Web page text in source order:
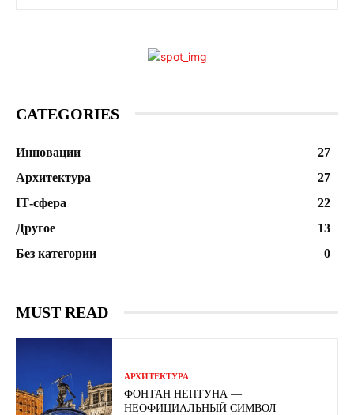
CATEGORIES
Инновации
27
Архитектура
27
ІТ-сфера
22
Другое
13
Без категории
0
MUST READ
АРХИТЕКТУРА
ФОНТАН НЕПТУНА —
НЕОФИЦИАЛЬНЫЙ СИМВОЛ